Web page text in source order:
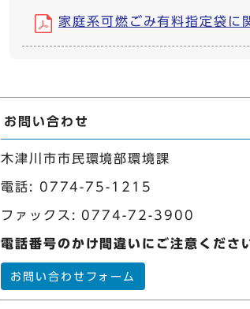
家庭系可燃ごみ有料指定袋
お問い合わせ
木津川市市民環境部環境課
電話: 0774-75-1215
ファックス: 0774-72-3900
電話番号のかけ間違いにご注意くださ
お問い合わせフォーム